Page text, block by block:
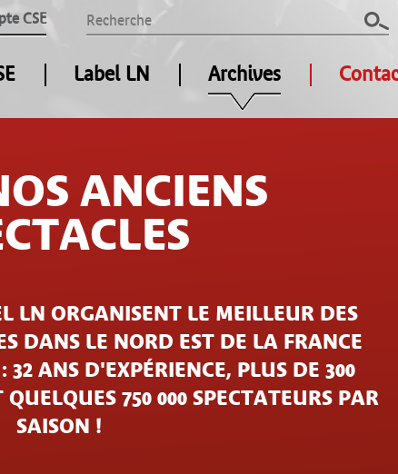
CSE
Label LN Archives
ANCIENS
LN ORGANISENT LE MEILLEUR DES
DANS LE NORD EST DE LA FRANCE
32 ANS D'EXPÉRIENCE, PLUS DE 300
750 000 SPECTATEURS PAR
SAISON !